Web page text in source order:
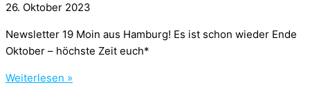
26. Oktober 2023
Newsletter 19 Moin aus Hamburg! Es ist schon wieder Ende
Oktober – höchste Zeit euch*
Weiterlesen »